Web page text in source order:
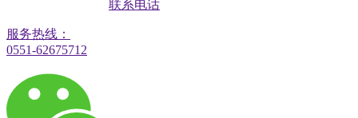
联系电话
服务热线：
0551-62675712